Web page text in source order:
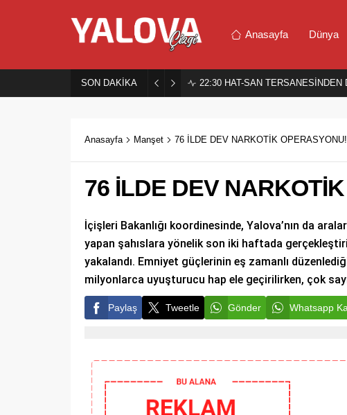
Anasayfa Dünya
SON DAKİKA 22:30 HAT-SAN
Anasayfa Manşet 76 İLDE DEV NARKOTİK OPERASYONU!
76 İLDE DEV
İçişleri Bakanlığı koordinesinde, Yalova’nın da
yapan şahıslara yönelik son iki haftada
yakalandı. Emniyet güçlerinin eş zamanlı
milyonlarca uyuşturucu hap ele geçirilirken, çok
Paylaş Tweetle Gönder Whatsapp